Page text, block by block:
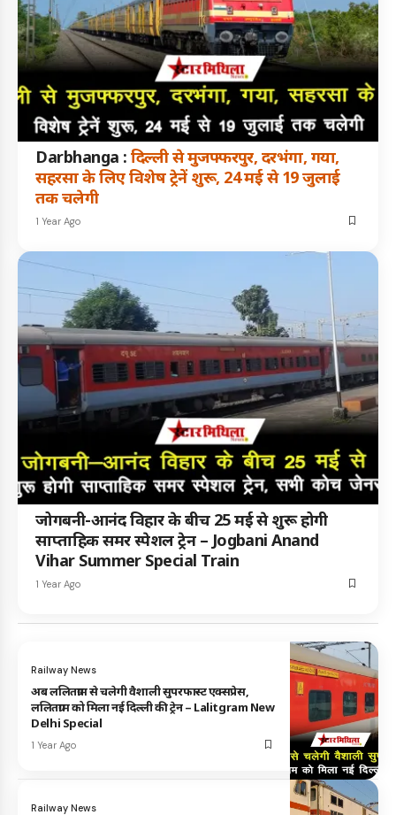
Darbhanga : दिल्ली से मुजफ्फरपुर, दरभंगा, गया,
सहरसा के लिए विशेष ट्रेनें शुरू, 24 मई से 19 जुलाई
तक चलेगी
1 Year Ago
जोगबनी-आनंद विहार के बीच 25 मई से शुरू होगी
साप्ताहिक समर स्पेशल ट्रेन – Jogbani Anand
Vihar Summer Special Train
1 Year Ago
Railway News
अब ललितग्राम से चलेगी वैशाली सुपरफास्ट एक्सप्रेस,
ललितग्राम को मिला नई दिल्ली की ट्रेन – Lalitgram New
Delhi Special
1 Year Ago
Railway News